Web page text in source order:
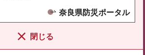
奈良県防災ポータル
閉じる